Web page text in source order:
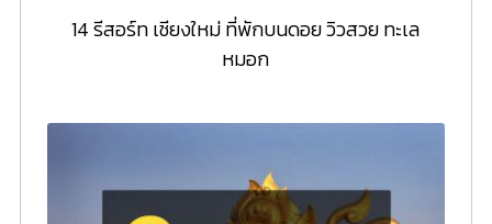
14 รีสอร์ท เชียงใหม่ ที่พักบนดอย วิวสวย ทะเล
หมอก